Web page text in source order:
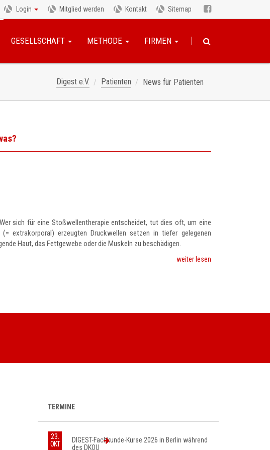
Login Mitglied werden Kontakt Sitemap
GESELLSCHAFT METHODE FIRMEN
Digest e.V. Patienten News für Patienten
sich für eine Stoßwellentherapie entscheidet, tut dies oft, um eine
extrakorporal) erzeugten Druckwellen setzen in tiefer gelegenen
Haut, das Fettgewebe oder die Muskeln zu beschädigen.
weiter lesenpatienten/news-
TERMINE
23.
OKT
DIGEST-Fachkunde-Kurse 2026 in Berlin während
des DKOU